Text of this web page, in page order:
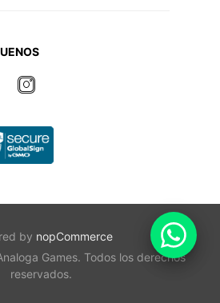
by nopCommerce
Games. Todos los derechos
reservados.